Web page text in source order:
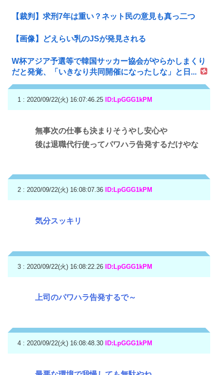
【裁判】求刑7年は重い？ネット民の意見も真っ二つ
【画像】どえらい乳のJSが発見される
W杯アジア予選等で韓国サッカー協会がやらかしまくり
だと発覚、「いきなり共同開催になったしな」と日...
1 : 2020/09/22(火) 16:07:46.25 ID:LpGGG1kPM
無事次の仕事も決まりそうやし安心や
後は退職代行使ってパワハラ告発するだけやな
2 : 2020/09/22(火) 16:08:07.36 ID:LpGGG1kPM
気分スッキリ
3 : 2020/09/22(火) 16:08:22.26 ID:LpGGG1kPM
上司のパワハラ告発するで～
4 : 2020/09/22(火) 16:08:48.30 ID:LpGGG1kPM